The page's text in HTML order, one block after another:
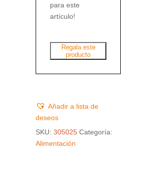
para este
artículo!
Regala este
producto
Añadir a lista de
deseos
SKU:305025 Categoría:
Alimentación